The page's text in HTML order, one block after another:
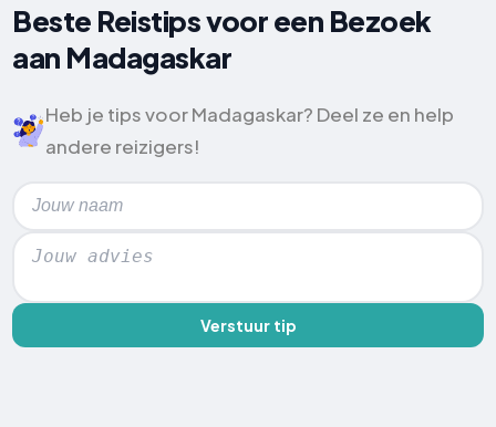
Beste Reistips voor een Bezoek
aan Madagaskar
Heb je tips voor Madagaskar? Deel ze en help
andere reizigers!
Verstuur tip